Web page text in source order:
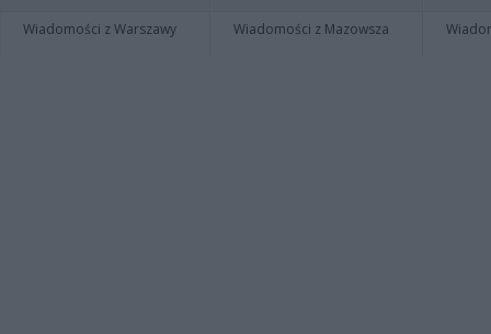
Wiadomości z Warszawy Wiadomości z Mazowsza